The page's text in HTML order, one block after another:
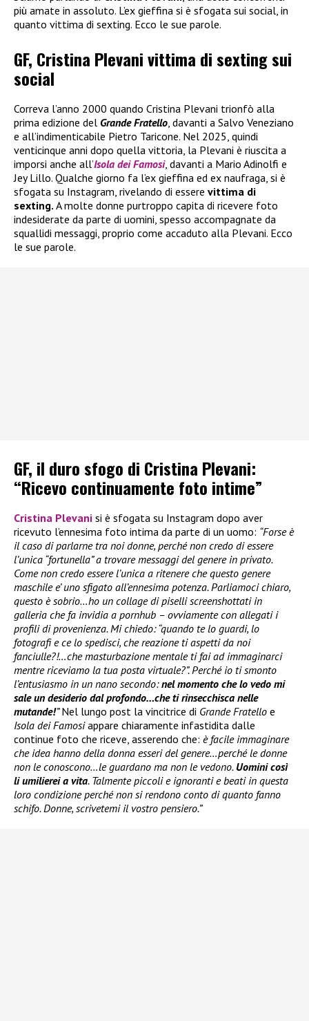
più amate in assoluto. L’ex gieffina si è sfogata sui social, in
quanto vittima di sexting. Ecco le sue parole.
GF, Cristina Plevani vittima di sexting sui
social
Correva l’anno 2000 quando Cristina Plevani trionfò alla
prima edizione del Grande Fratello , davanti a Salvo Veneziano
e all’indimenticabile Pietro Taricone. Nel 2025, quindi
venticinque anni dopo quella vittoria, la Plevani è riuscita a
imporsi anche all’Isola dei Famosi, davanti a Mario Adinolfi e
Jey Lillo. Qualche giorno fa l’ex gieffina ed ex naufraga, si è
sfogata su Instagram, rivelando di essere vittima di
sexting. A molte donne purtroppo capita di ricevere foto
indesiderate da parte di uomini, spesso accompagnate da
squallidi messaggi, proprio come accaduto alla Plevani. Ecco
le sue parole.
GF, il duro sfogo di Cristina Plevani:
“Ricevo continuamente foto intime”
Cristina Plevani si è sfogata su Instagram dopo aver
ricevuto l’ennesima foto intima da parte di un uomo: “Forse è
il caso di parlarne tra noi donne, perché non credo di essere
l’unica “fortunella” a trovare messaggi del genere in privato.
Come non credo essere l’unica a ritenere che questo genere
maschile e’ uno sfigato all’ennesima potenza. Parliamoci chiaro,
questo è sobrio…ho un collage di piselli screenshottati in
galleria che fa invidia a pornhub – ovviamente con allegati i
profili di provenienza. Mi chiedo: “quando te lo guardi, lo
fotografi e ce lo spedisci, che reazione ti aspetti da noi
fanciulle?!…che masturbazione mentale ti fai ad immaginarci
mentre riceviamo la tua posta virtuale?”. Perché io ti smonto
l’entusiasmo in un nano secondo:nel momento che lo vedo mi
sale un desiderio dal profondo…che ti rinsecchisca nelle
mutande!”Nel lungo post la vincitrice di Grande Fratello e
Isola dei Famosiappare chiaramente infastidita dalle
continue foto che riceve, asserendo che: è facile immaginare
che idea hanno della donna esseri del genere…perché le donne
non le conoscono…le guardano ma non le vedono. Uomini così
li umilierei a vita. Talmente piccoli e ignoranti e beati in questa
loro condizione perché non si rendono conto di quanto fanno
schifo. Donne, scrivetemi il vostro pensiero.”